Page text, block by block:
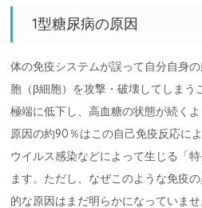
1型糖尿病の原因
体の免疫システムが誤って自分自身
胞（β細胞）を攻撃・破壊してしまう
極端に低下し、高血糖の状態が続くよ
原因の約90％はこの自己免疫反応に
ウイルス感染などによって生じる「
ます。ただし、なぜこのような免疫
的な原因はまだ明らかになっていませ